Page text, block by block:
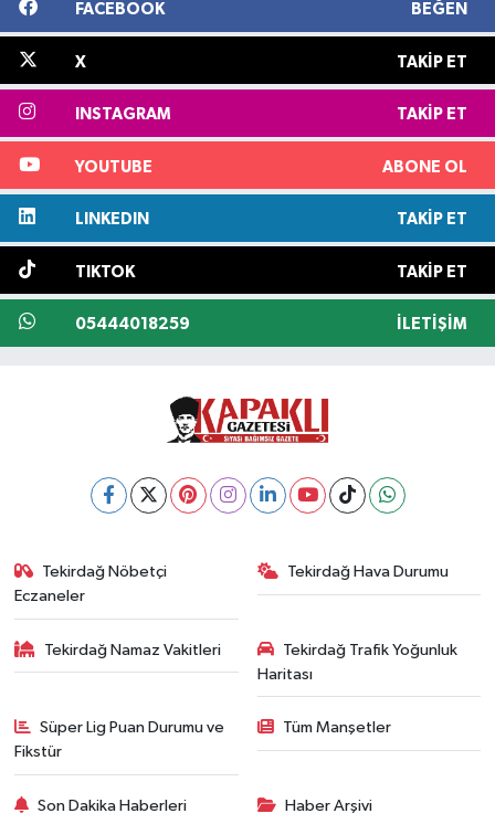
FACEBOOK BEĞEN
X TAKIP ET
INSTAGRAM TAKIP ET
YOUTUBE ABONE OL
LINKEDIN TAKIP ET
TIKTOK TAKIP ET
05444018259 İLETIŞIM
Tekirdağ Nöbetçi
Eczaneler
Tekirdağ Hava Durumu
Tekirdağ Namaz Vakitleri
Tekirdağ Trafik Yoğunluk
Haritası
Süper Lig Puan Durumu ve
Fikstür
Tüm Manşetler
Son Dakika Haberleri Haber Arşivi